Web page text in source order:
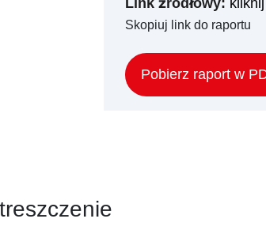
Skopiuj link do raportu
Pobierz raport w